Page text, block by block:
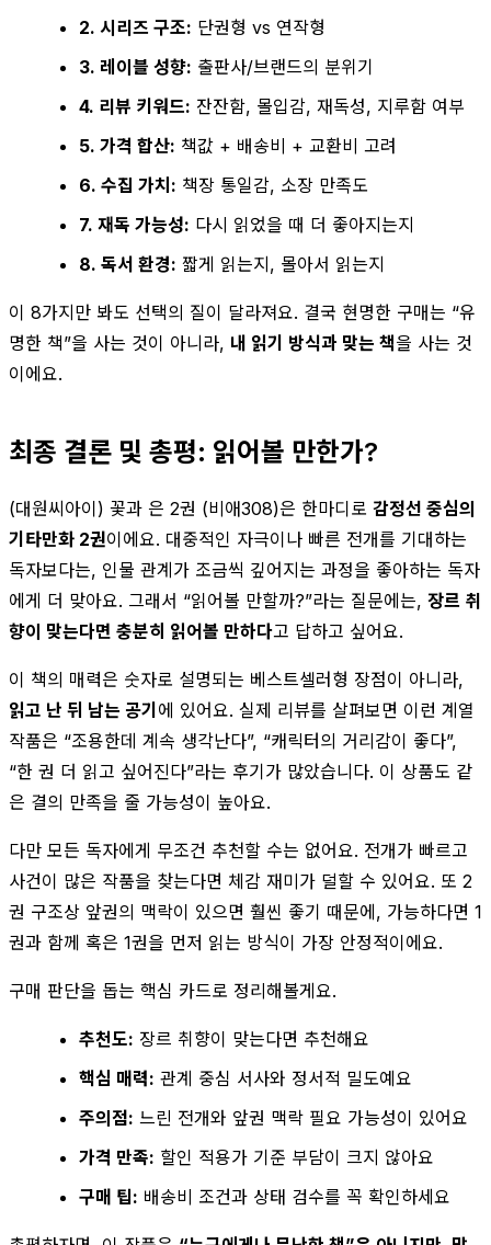
2. 시리즈 구조: 단권형 vs 연작형
3. 레이블 성향: 출판사/브랜드의 분위기
4. 리뷰 키워드: 잔잔함, 몰입감, 재독성, 지루함 여부
5. 가격 합산: 책값 + 배송비 + 교환비 고려
6. 수집 가치: 책장 통일감, 소장 만족도
7. 재독 가능성: 다시 읽었을 때 더 좋아지는지
8. 독서 환경: 짧게 읽는지, 몰아서 읽는지
이 8가지만 봐도 선택의 질이 달라져요. 결국 현명한 구매는 “유
명한 책”을 사는 것이 아니라, 내 읽기 방식과 맞는 책을 사는 것
이에요.
최종 결론 및 총평: 읽어볼 만한가?
(대원씨아이) 꽃과 은 2권 (비애308)은 한마디로 감정선 중심의
기타만화 2권이에요. 대중적인 자극이나 빠른 전개를 기대하는
독자보다는, 인물 관계가 조금씩 깊어지는 과정을 좋아하는 독자
에게 더 맞아요. 그래서 “읽어볼 만할까?”라는 질문에는, 장르 취
향이 맞는다면 충분히 읽어볼 만하다고 답하고 싶어요.
이 책의 매력은 숫자로 설명되는 베스트셀러형 장점이 아니라,
읽고 난 뒤 남는 공기 에 있어요. 실제 리뷰를 살펴보면 이런 계열
작품은 “조용한데 계속 생각난다”, “캐릭터의 거리감이 좋다”,
“한 권 더 읽고 싶어진다”라는 후기가 많았습니다. 이 상품도 같
은 결의 만족을 줄 가능성이 높아요.
다만 모든 독자에게 무조건 추천할 수는 없어요. 전개가 빠르고
사건이 많은 작품을 찾는다면 체감 재미가 덜할 수 있어요. 또 2
권 구조상 앞권의 맥락이 있으면 훨씬 좋기 때문에, 가능하다면 1
권과 함께 혹은 1권을 먼저 읽는 방식이 가장 안정적이에요.
구매 판단을 돕는 핵심 카드로 정리해볼게요.
추천도: 장르 취향이 맞는다면 추천해요
핵심 매력: 관계 중심 서사와 정서적 밀도예요
주의점: 느린 전개와 앞권 맥락 필요 가능성이 있어요
가격 만족: 할인 적용가 기준 부담이 크지 않아요
구매 팁: 배송비 조건과 상태 검수를 꼭 확인하세요